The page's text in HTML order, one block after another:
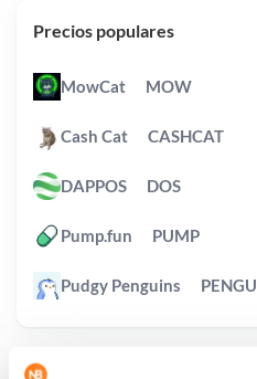
Precios populares
MowCat MOW
Cash Cat CASHCAT
DAPPOS DOS
Pump.fun PUMP
Pudgy Penguins PENGU